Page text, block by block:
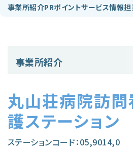
事業所紹介PRポイントサービス情報担
事業所紹介
丸山荘病院訪問
護ステーション
ステーションコード：05,9014,0